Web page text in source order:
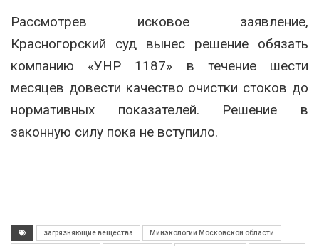
Рассмотрев исковое заявление,
Красногорский суд вынес решение обязать
компанию «УНР 1187» в течение шести
месяцев довести качество очистки стоков до
нормативных показателей. Решение в
законную силу пока не вступило.
загрязняющие вещества Минэкологии Московской области